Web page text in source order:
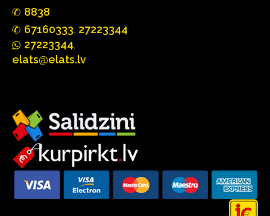
8838
67160333, 27223344
27223344,
elats@elats.lv